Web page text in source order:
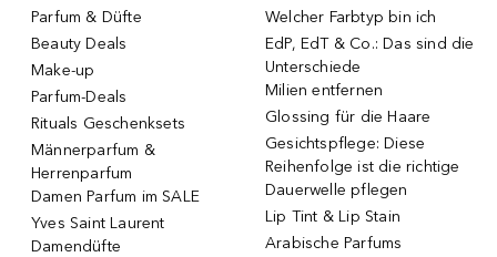
Parfum & Düfte
Beauty Deals
Make-up
Parfum-Deals
Rituals Geschenksets
Männerparfum &
Herrenparfum
Damen Parfum im SALE
Yves Saint Laurent
Damendüfte
Welcher Farbtyp bin ich
EdP, EdT & Co.: Das sind die
Unterschiede
Milien entfernen
Glossing für die Haare
Gesichtspflege: Diese
Reihenfolge ist die richtige
Dauerwelle pflegen
Lip Tint & Lip Stain
Arabische Parfums